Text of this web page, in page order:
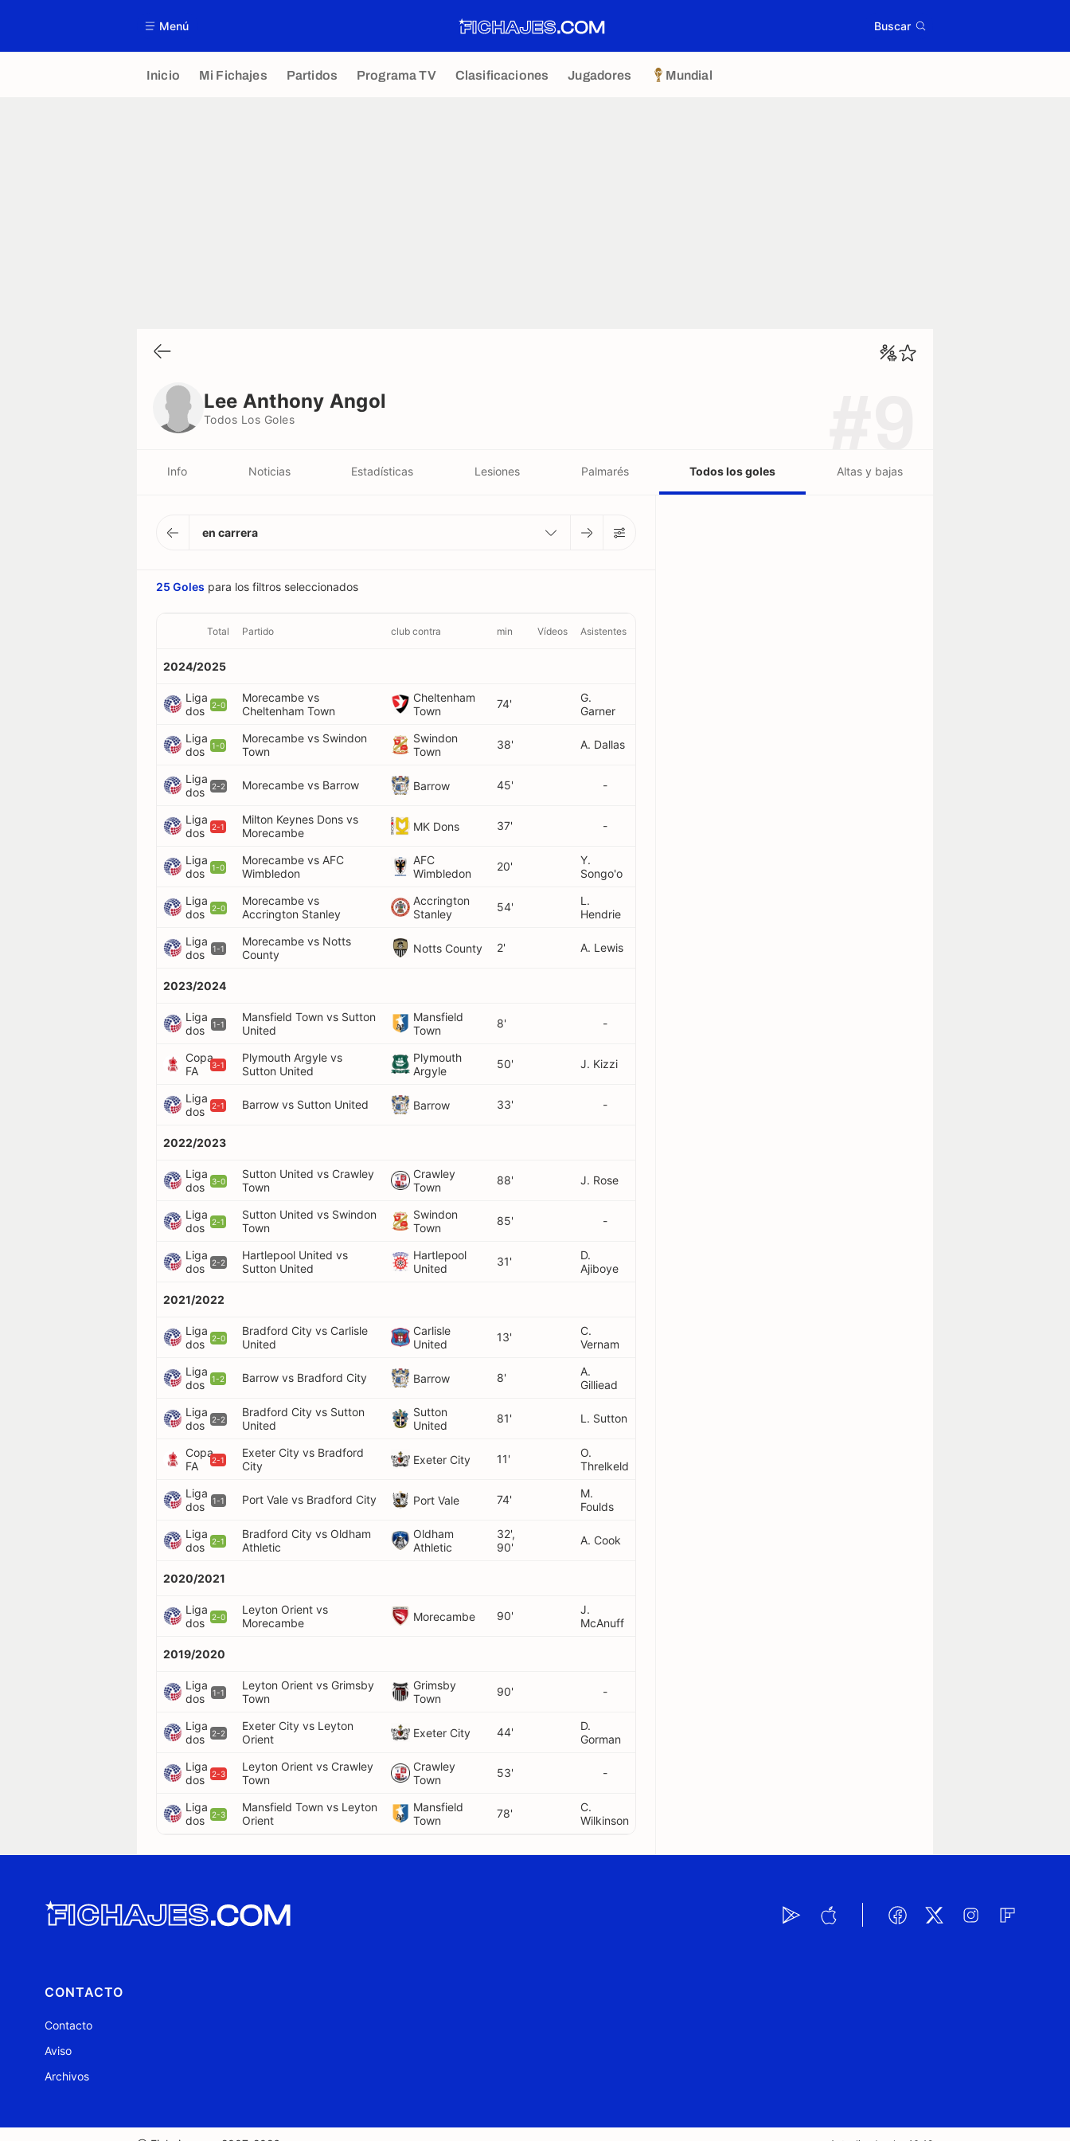
Menú Buscar
Inicio Mi Fichajes Partidos Programa TV Clasificaciones Jugadores Mundial
Lee Anthony Angol
Todos Los Goles
Info Noticias Estadísticas Lesiones Palmarés Todos los goles Altas y bajas
en carrera
25 Goles para los filtros seleccionados
Total Partido club contra min Vídeos Asistentes
2024/2025
Liga
dos
2-0
Morecambe vs
Cheltenham Town
Cheltenham
Town
74'
G.
Garner
Liga
dos
1-0
Morecambe vs Swindon
Town
Swindon
Town
38' A. Dallas
Liga
dos
2-2 Morecambe vs Barrow Barrow 45' -
Liga
dos
2-1
Milton Keynes Dons vs
Morecambe
MK Dons 37' -
Liga
dos
1-0
Morecambe vs AFC
Wimbledon
AFC
Wimbledon
20'
Y.
Songo'o
Liga
dos
2-0
Morecambe vs
Accrington Stanley
Accrington
Stanley
54'
L.
Hendrie
Liga
dos
1-1
Morecambe vs Notts
County
Notts County 2' A. Lewis
2023/2024
Liga
dos
1-1
Mansfield Town vs Sutton
United
Mansfield
Town
8' -
Copa
FA
3-1
Plymouth Argyle vs
Sutton United
Plymouth
Argyle
50' J. Kizzi
Liga
dos
2-1 Barrow vs Sutton United Barrow 33' -
2022/2023
Liga
dos
3-0
Sutton United vs Crawley
Town
Crawley
Town
88' J. Rose
Liga
dos
2-1
Sutton United vs Swindon
Town
Swindon
Town
85' -
Liga
dos
2-2
Hartlepool United vs
Sutton United
Hartlepool
United
31'
D.
Ajiboye
2021/2022
Liga
dos
2-0
Bradford City vs Carlisle
United
Carlisle
United
13'
C.
Vernam
Liga
dos
1-2 Barrow vs Bradford City Barrow 8'
A.
Gilliead
Liga
dos
2-2
Bradford City vs Sutton
United
Sutton
United
81' L. Sutton
Copa
FA
2-1
Exeter City vs Bradford
City
Exeter City 11'
O.
Threlkeld
Liga
dos
1-1 Port Vale vs Bradford City Port Vale 74'
M.
Foulds
Liga
dos
2-1
Bradford City vs Oldham
Athletic
Oldham
Athletic
32',
90'
A. Cook
2020/2021
Liga
dos
2-0
Leyton Orient vs
Morecambe
Morecambe 90'
J.
McAnuff
2019/2020
Liga
dos
1-1
Leyton Orient vs Grimsby
Town
Grimsby
Town
90' -
Liga
dos
2-2
Exeter City vs Leyton
Orient
Exeter City 44'
D.
Gorman
Liga
dos
2-3
Leyton Orient vs Crawley
Town
Crawley
Town
53' -
Liga
dos
2-3
Mansfield Town vs Leyton
Orient
Mansfield
Town
78'
C.
Wilkinson
CONTACTO
Contacto
Aviso
Archivos